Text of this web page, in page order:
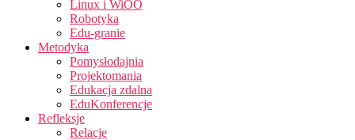
Linux i WiOO
Robotyka
Edu-granie
Metodyka
Pomysłodajnia
Projektomania
Edukacja zdalna
EduKonferencje
Refleksje
Relacje